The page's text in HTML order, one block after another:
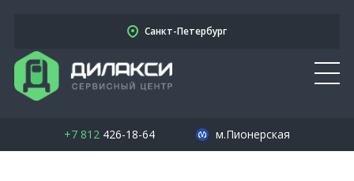
Санкт-Петербург
+7 812426-18-64 м.Пионерская